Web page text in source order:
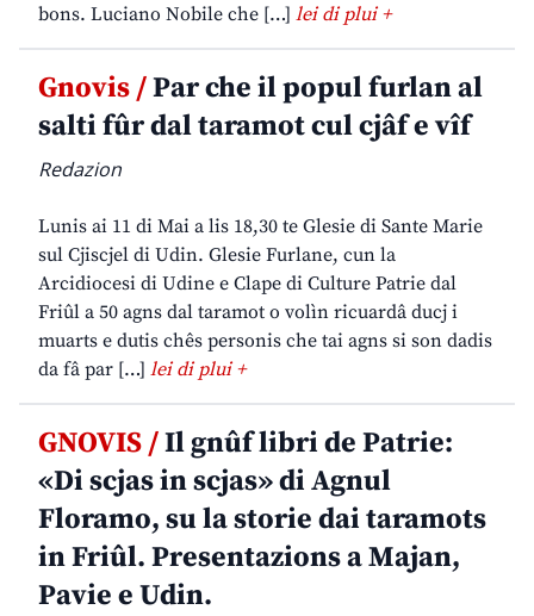
bons. Luciano Nobile che […] lei di plui +
Gnovis /Par che il popul furlan al
salti fûr dal taramot cul cjâf e vîf
Redazion
Lunis ai 11 di Mai a lis 18,30 te Glesie di Sante Marie
sul Cjiscjel di Udin. Glesie Furlane, cun la
Arcidiocesi di Udine e Clape di Culture Patrie dal
Friûl a 50 agns dal taramot o volìn ricuardâ ducj i
muarts e dutis chês personis che tai agns si son dadis
da fâ par […] lei di plui +
GNOVIS /Il gnûf libri de Patrie:
«Di scjas in scjas» di Agnul
Floramo, su la storie dai taramots
in Friûl. Presentazions a Majan,
Pavie e Udin.